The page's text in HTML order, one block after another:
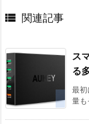
 関連記事
ス
る
最初
量